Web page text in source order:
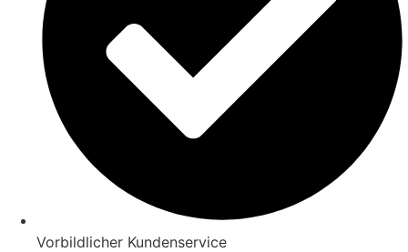
Vorbildlicher Kundenservice